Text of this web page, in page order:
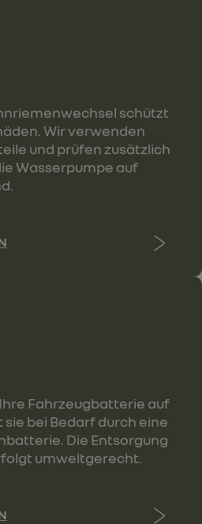
schützt
Wir verwenden
und prüfen zusätzlich
Wasserpumpe auf
Fahrzeugbatterie auf
bei Bedarf durch eine
Die Entsorgung
umweltgerecht.